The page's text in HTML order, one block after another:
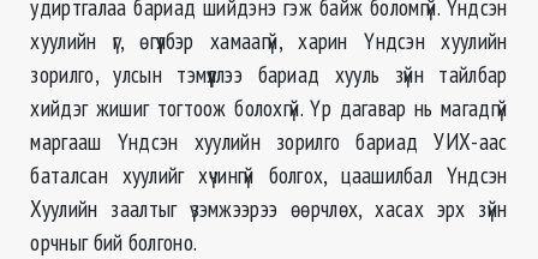
удиртгалаа бариад шийдэнэ гэж байж боломгүй. Үндсэн
хуулийн үг, өгүүлбэр хамаагүй, харин Үндсэн хуулийн
зорилго, улсын тэмүүллээ бариад хууль зүйн тайлбар
хийдэг жишиг тогтоож болохгүй. Үр дагавар нь магадгүй
маргааш Үндсэн хуулийн зорилго бариад УИХ-аас
баталсан хуулийг хүчингүй болгох, цаашилбал Үндсэн
Хуулийн заалтыг үзэмжээрээ өөрчлөх, хасах эрх зүйн
орчныг бий болгоно.